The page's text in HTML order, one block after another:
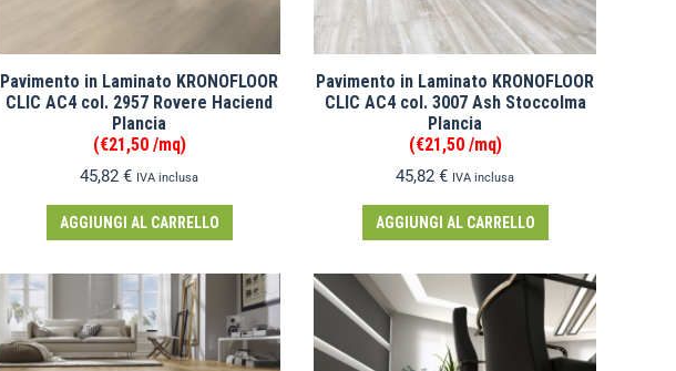
Pavimento in Laminato KRONOFLOOR
CLIC AC4 col. 2957 Rovere Haciend
Plancia
(€21,50 /mq)
45,82 € IVA inclusa
AGGIUNGI AL CARRELLO
Pavimento in Laminato KRONOFLOOR
CLIC AC4 col. 3007 Ash Stoccolma
Plancia
(€21,50 /mq)
45,82 € IVA inclusa
AGGIUNGI AL CARRELLO